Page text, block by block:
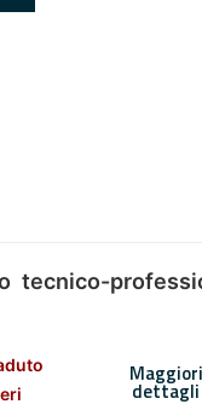
tecnico-
Maggiori
dettagli